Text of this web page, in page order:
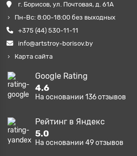
г. Борисов, ул. Почтовая, д. 61А
Пн-Вс: 8:00-18:00 без выходных
+375 (44) 530-11-11
info@artstroy-borisov.by
Карта сайта
Google Rating
4.6
На основании 136отзывов
Рейтинг в Яндекс
5.0
На основании 49отзывов